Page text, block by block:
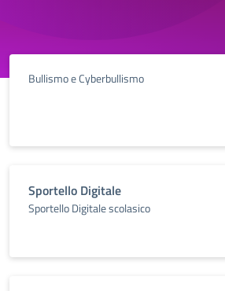
Bullismo e Cyberbullismo
Sportello Digitale
Sportello Digitale scolasico